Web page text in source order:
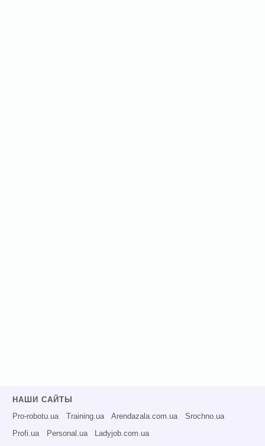
НАШИ САЙТЫ
Pro-robotu.ua Training.ua Arendazala.com.ua Srochno.ua
Profi.ua Personal.ua Ladyjob.com.ua